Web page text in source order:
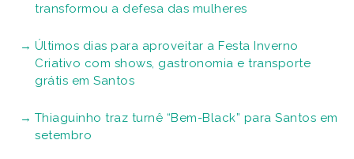
transformou a defesa das mulheres
Últimos dias para aproveitar a Festa Inverno
Criativo com shows, gastronomia e transporte
grátis em Santos
Thiaguinho traz turnê “Bem-Black” para Santos em
setembro